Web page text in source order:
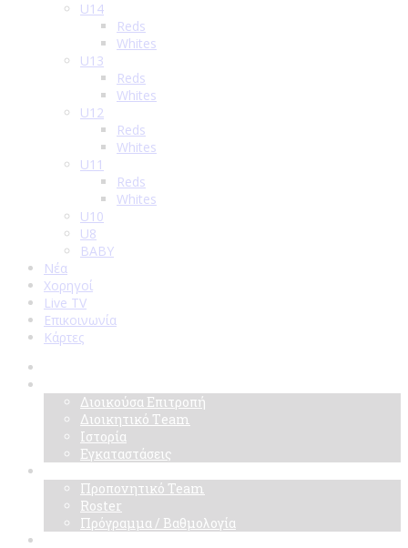
U14
Reds
Whites
U13
Reds
Whites
U12
Reds
Whites
U11
Reds
Whites
U10
U8
BABY
Νέα
Χορηγοί
Live TV
Επικοινωνία
Κάρτες
Διοικούσα Επιτροπή
Διοικητικό Τeam
Ιστορία
Εγκαταστάσεις
Προπονητικό Team
Roster
Πρόγραμμα / Βαθμολογία